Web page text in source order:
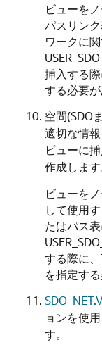
ビューを
パスリン
ワークに
挿入する
する必要が
空間(SDO
適切な情報
ビューに
作成します
ビューを
して使用
たはパス
する際に
を指定す
ョンを使
す。